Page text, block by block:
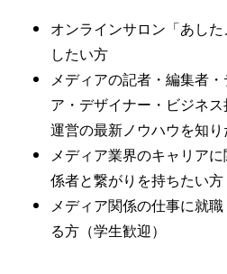
オンラインサロン「あし
したい方
メディアの記者・編集者
ア・デザイナー・ビジネ
運営の最新ノウハウを知
メディア業界のキャリア
係者と繋がりを持ちたい方
メディア関係の仕事に就
る方（学生歓迎）